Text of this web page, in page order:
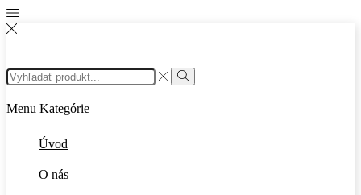
Search
input
Search
Menu Kategórie
Úvod
O nás